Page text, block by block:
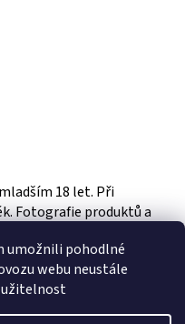
umožnili pohodlné
webu neustále
18 let. Při
Fotografie produktů a